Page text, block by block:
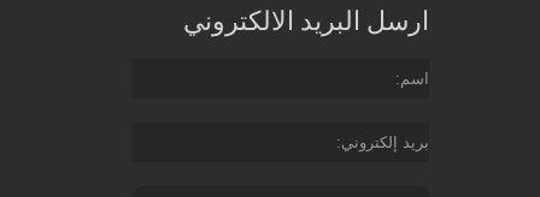
ارسل البريد الالكتروني
اسم
بريد إلكتروني